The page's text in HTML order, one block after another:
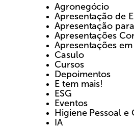
Agronegócio
Apresentação de
Apresentação
Apresentações
Apresentações
Casulo
Cursos
Depoimentos
E tem mais!
ESG
Eventos
Higiene Pessoal e
IA